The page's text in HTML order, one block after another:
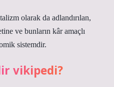
olarak da adlandırılan,
ve bunların kâr amaçlı
sistemdir.
vikipedi?